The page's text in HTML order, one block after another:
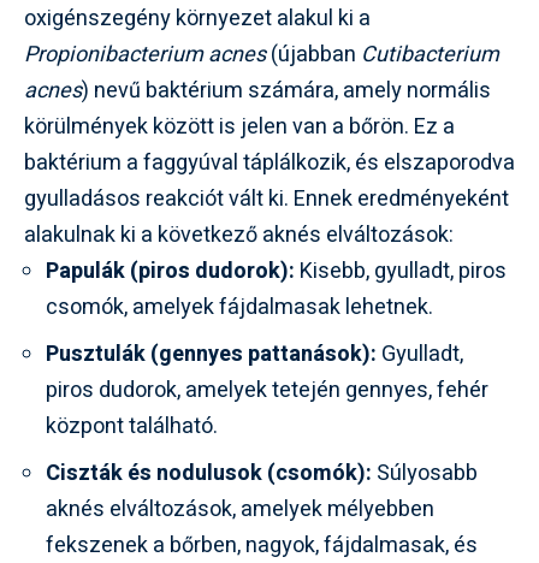
oxigénszegény környezet alakul ki a
Propionibacterium acnes(újabban Cutibacterium
acnes) nevű baktérium számára, amely normális
körülmények között is jelen van a bőrön. Ez a
baktérium a faggyúval táplálkozik, és elszaporodva
gyulladásos reakciót vált ki. Ennek eredményeként
alakulnak ki a következő aknés elváltozások:
Papulák (piros dudorok): Kisebb, gyulladt, piros
csomók, amelyek fájdalmasak lehetnek.
Pusztulák (gennyes pattanások): Gyulladt,
piros dudorok, amelyek tetején gennyes, fehér
központ található.
Ciszták és nodulusok (csomók): Súlyosabb
aknés elváltozások, amelyek mélyebben
fekszenek a bőrben, nagyok, fájdalmasak, és